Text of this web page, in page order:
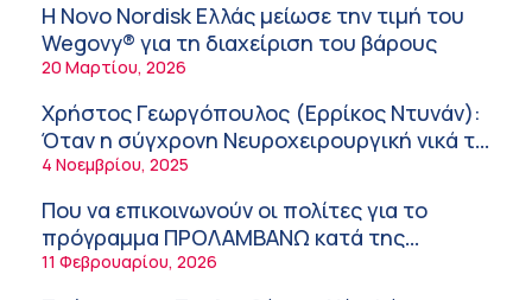
λειτουργία της εφοδιαστικής αλυσίδας των
φαρμάκων στη διάρκεια του καλοκαιριού
12:08 μμ
Μιχάλης Τάτσης, Insurance & Healthcare
Analyst, διευθυντής Επιχειρηματικής
Ανάπτυξης Ομίλου HHG
11:54 πμ
Kavita Patel: Ένα στα πέντε καινοτόμα
φάρμακα φτάνει τελικά στην Ελλάδα
9:21 πμ
Υπάρχει τελικά «δίαιτα θυρεοειδούς»; Τι
Η Novo Nordisk Ελλάς μείωσε την τιμή του
Wegovy® για τη διαχείριση του βάρους
20 Μαρτίου, 2026
Χρήστος Γεωργόπουλος (Ερρίκος Ντυνάν):
Όταν η σύγχρονη Νευροχειρουργική νικά το
φόβο!
4 Νοεμβρίου, 2025
Που να επικοινωνούν οι πολίτες για το
πρόγραμμα ΠΡΟΛΑΜΒΑΝΩ κατά της
παχυσαρκίας
11 Φεβρουαρίου, 2026